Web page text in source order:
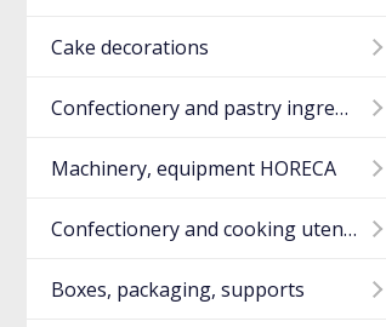
Cake decorations
Confectionery and pastry ingredients
Machinery, equipment HORECA
Confectionery and cooking utensils
Boxes, packaging, supports